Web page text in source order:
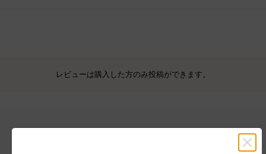
レビューは購入した方のみ投稿ができます。